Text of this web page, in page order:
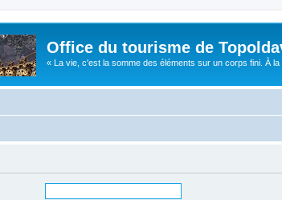
Office du tourisme de
« La vie, c'est la somme des éléments sur un corps fini. À